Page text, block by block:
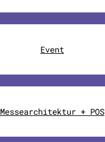
Event
Messearchitektur + POS